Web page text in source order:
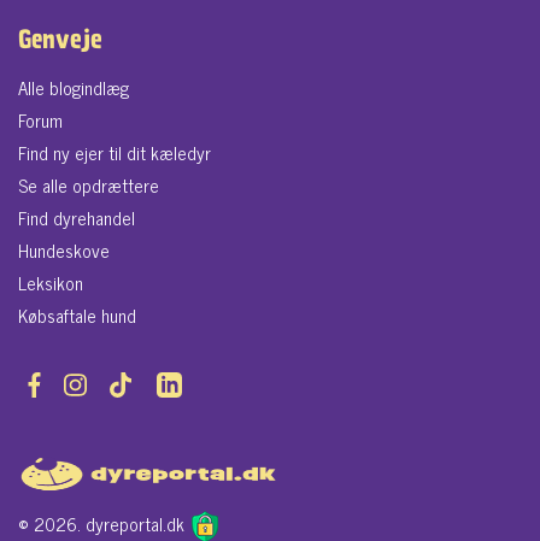
Genveje
Alle blogindlæg
Forum
Find ny ejer til dit kæledyr
Se alle opdrættere
Find dyrehandel
Hundeskove
Leksikon
Købsaftale hund
© 2026. dyreportal.dk